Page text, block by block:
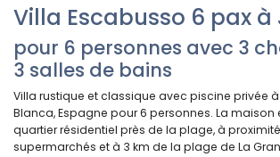
Villa Escabusso 6 pax à
pour 6 personnes avec 3
3 salles de bains
Villa rustique et classique avec piscine privée
Blanca, Espagne pour 6 personnes. La maison
quartier résidentiel près de la plage, à
supermarchés et à 3 km de la plage de La